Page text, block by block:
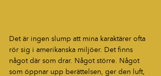
Det är ingen slump att mina karaktärer ofta
rör sig i amerikanska miljöer. Det finns
något där som drar. Något större. Något
som öppnar upp berättelsen, ger den luft,